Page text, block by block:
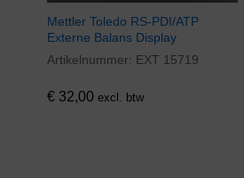
Mettler Toledo RS-PDI/ATP
Externe Balans Display
Artikelnummer: EXT 15719
€ 32,00 excl. btw